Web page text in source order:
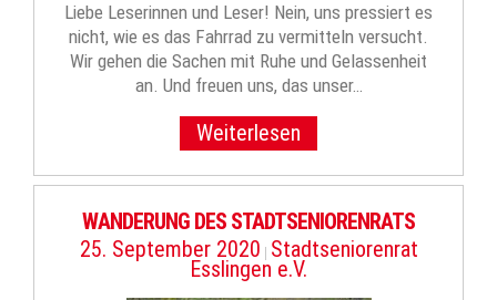
Liebe Leserinnen und Leser! Nein, uns pressiert es
nicht, wie es das Fahrrad zu vermitteln versucht.
Wir gehen die Sachen mit Ruhe und Gelassenheit
an. Und freuen uns, das unser…
Weiterlesen
WANDERUNG DES STADTSENIORENRATS
25. September 2020 | Stadtseniorenrat
Esslingen e.V.